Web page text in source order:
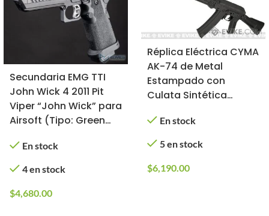
Secundaria EMG TTI
John Wick 4 2011 Pit
Viper “John Wick” para
Airsoft (Tipo: Green
En stock
4 en stock
$4,680.00
Réplica Eléctrica CYMA
AK-74 de Metal
Estampado con
Culata Sintética
En stock
5 en stock
$6,190.00